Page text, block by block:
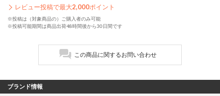
レビュー投稿で最大2,000ポイント
※投稿は（対象商品の）ご購入者のみ可能
※投稿可能期間は商品出荷48時間後から30日間です
この商品に関するお問い合わせ
ブランド情報